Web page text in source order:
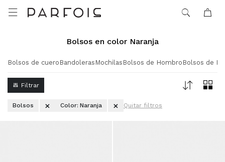

Bolsos en color Naranja
Bolsos de cuero Bandoleras Mochilas Bolsos de Hombro Bolsos de
Bolsos Color: Naranja Quitar filtros